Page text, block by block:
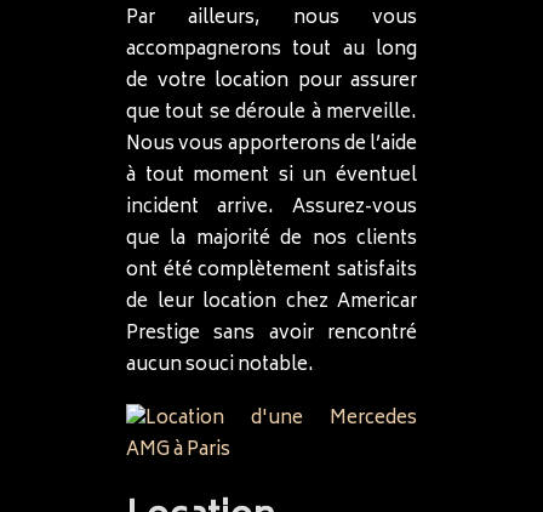
Par ailleurs, nous vous
accompagnerons tout au long
de votre location pour assurer
que tout se déroule à merveille.
Nous vous apporterons de l’aide
à tout moment si un éventuel
incident arrive. Assurez-vous
que la majorité de nos clients
ont été complètement satisfaits
de leur location chez Americar
Prestige sans avoir rencontré
aucun souci notable.